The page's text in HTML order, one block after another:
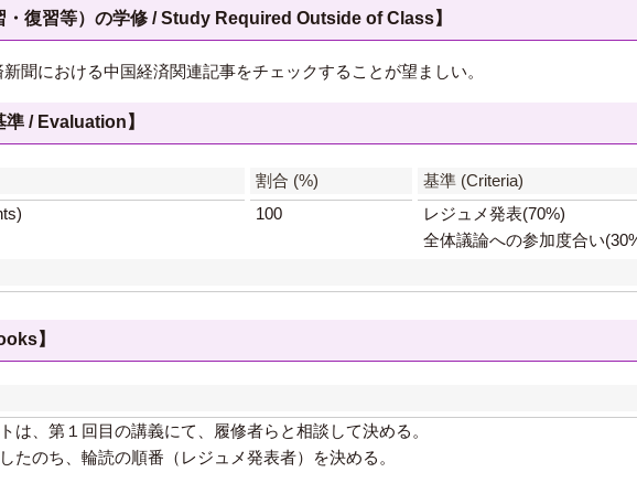
・復習等）の学修 / Study Required Outside of Class】
聞における中国経済関連記事をチェックすることが望ましい。
準 / Evaluation】
割合 (%)
基準 (Criteria)
100
レジュメ発表(70%)
全体議論への参加度合い
】
は、第１回目の講義にて、履修者らと相談して決める。
たのち、輪読の順番（レジュメ発表者）を決める。